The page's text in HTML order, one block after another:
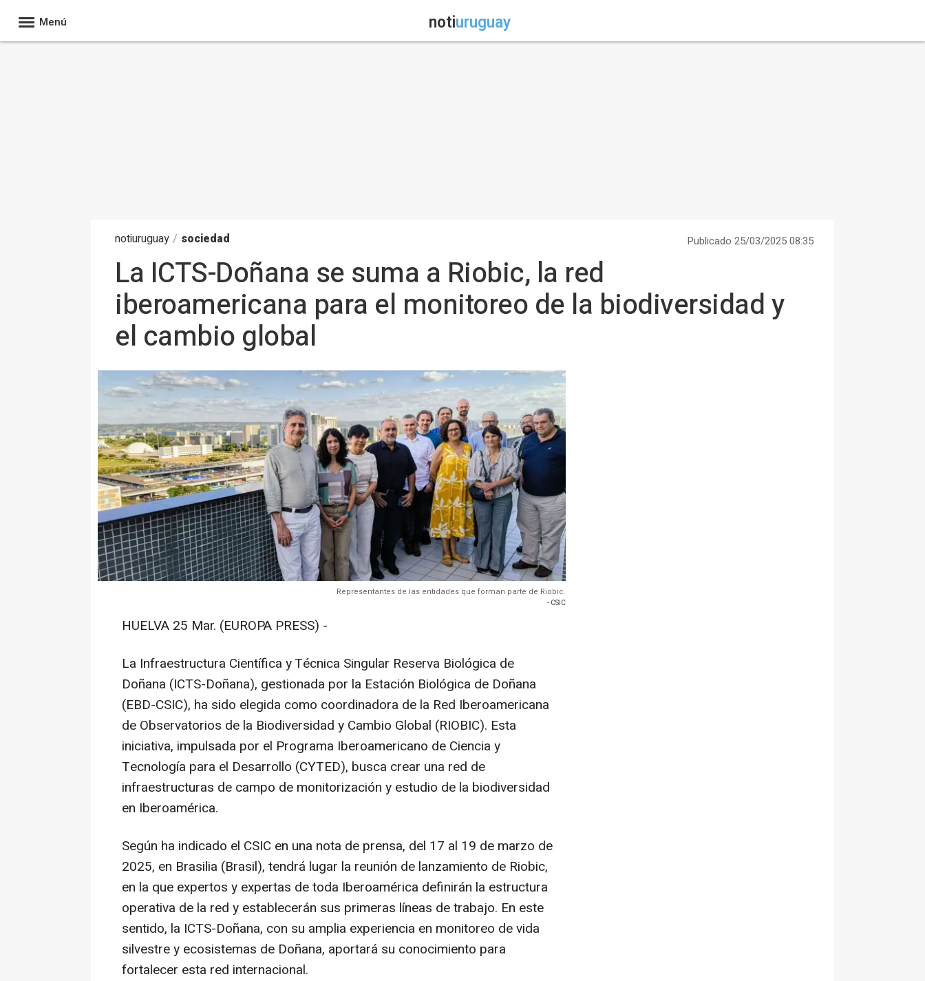
Menú notiuruguay
notiuruguay / sociedad Publicado 25/03/2025 08:35
La ICTS-Doñana se suma a Riobic, la red
iberoamericana para el monitoreo de la biodiversidad y
el cambio global
Representantes de las entidades que forman parte de Riobic.
- CSIC
HUELVA 25 Mar. (EUROPA PRESS) -
La Infraestructura Científica y Técnica Singular Reserva Biológica de
Doñana (ICTS-Doñana), gestionada por la Estación Biológica de Doñana
(EBD-CSIC), ha sido elegida como coordinadora de la Red Iberoamericana
de Observatorios de la Biodiversidad y Cambio Global (RIOBIC). Esta
iniciativa, impulsada por el Programa Iberoamericano de Ciencia y
Tecnología para el Desarrollo (CYTED), busca crear una red de
infraestructuras de campo de monitorización y estudio de la biodiversidad
en Iberoamérica.
Según ha indicado el CSIC en una nota de prensa, del 17 al 19 de marzo de
2025, en Brasilia (Brasil), tendrá lugar la reunión de lanzamiento de Riobic,
en la que expertos y expertas de toda Iberoamérica definirán la estructura
operativa de la red y establecerán sus primeras líneas de trabajo. En este
sentido, la ICTS-Doñana, con su amplia experiencia en monitoreo de vida
silvestre y ecosistemas de Doñana, aportará su conocimiento para
fortalecer esta red internacional.